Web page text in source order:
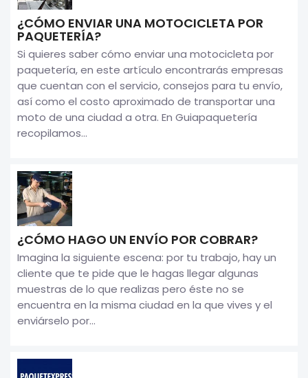
¿CÓMO ENVIAR UNA MOTOCICLETA POR
PAQUETERÍA?
Si quieres saber cómo enviar una motocicleta por
paquetería, en este artículo encontrarás empresas
que cuentan con el servicio, consejos para tu envío,
así como el costo aproximado de transportar una
moto de una ciudad a otra. En Guiapaquetería
recopilamos...
¿CÓMO HAGO UN ENVÍO POR COBRAR?
Imagina la siguiente escena: por tu trabajo, hay un
cliente que te pide que le hagas llegar algunas
muestras de lo que realizas pero éste no se
encuentra en la misma ciudad en la que vives y el
enviárselo por...